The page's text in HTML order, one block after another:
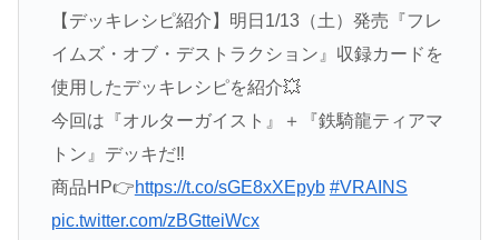
【デッキレシピ紹介】明日1/13（土）発売『フレ
イムズ・オブ・デストラクション』収録カードを
使用したデッキレシピを紹介💥
今回は『オルターガイスト』＋『鉄騎龍ティアマ
トン』デッキだ‼️
商品HP👉https://t.co/sGE8xXEpyb #VRAINS
pic.twitter.com/zBGtteiWcx